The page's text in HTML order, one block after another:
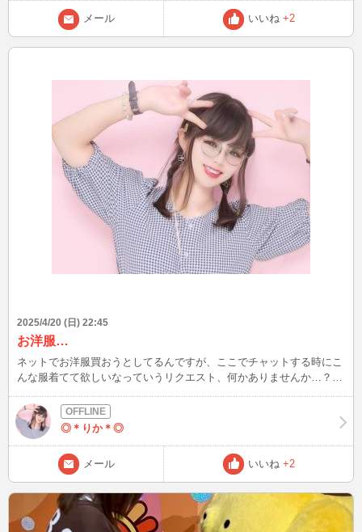
浄、誕生、復活」、黄色は｢勝利、栄光｣、ピンクは「成功」、青は
「健康」、紫は｢高貴、信頼｣、緑は「希望、再生」みたいに色ごとに
メッセージがあるみたいだけど、あなたなら何色を選ぶ❓ゆらバニー
いるかわかるかな❓(うさみみゆらも含めて) 当たった方にはご褒美が
メール いいね +2
2025/4/20 (日) 22:45
お洋服…
ネットでお洋服買おうとしてるんですが、ここでチャットする時にこ
んな服着てて欲しいなっていうリクエスト、何かありませんか…？
◎＊りか＊◎
メール いいね +2